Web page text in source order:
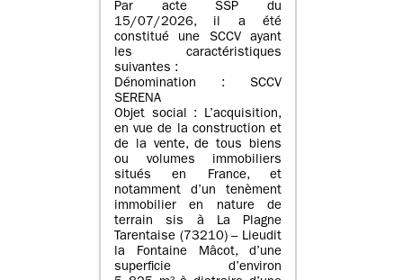
Par acte SSP du
15/07/2026, il a été
constitué une SCCV ayant
les caractéristiques
suivantes :
Dénomination : SCCV
SERENA
Objet social : L’acquisition,
en vue de la construction et
de la vente, de tous biens
ou volumes immobiliers
situés en France, et
notamment d’un tenèment
immobilier en nature de
terrain sis à La Plagne
Tarentaise (73210) – Lieudit
la Fontaine Mâcot, d’une
superficie d’environ